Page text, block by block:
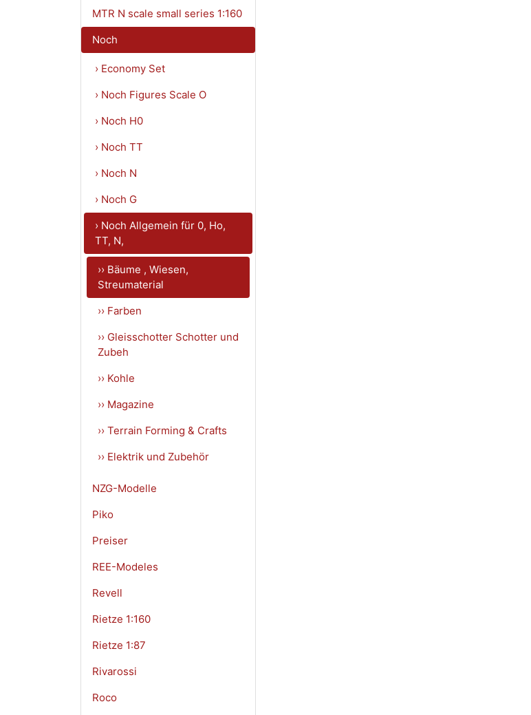
MTR N scale small series 1:160
Noch
› Economy Set
› Noch Figures Scale O
› Noch H0
› Noch TT
› Noch N
› Noch G
› Noch Allgemein für 0, Ho,
TT, N,
›› Bäume , Wiesen,
Streumaterial
›› Farben
›› Gleisschotter Schotter und
Zubeh
›› Kohle
›› Magazine
›› Terrain Forming & Crafts
›› Elektrik und Zubehör
NZG-Modelle
Piko
Preiser
REE-Modeles
Revell
Rietze 1:160
Rietze 1:87
Rivarossi
Roco